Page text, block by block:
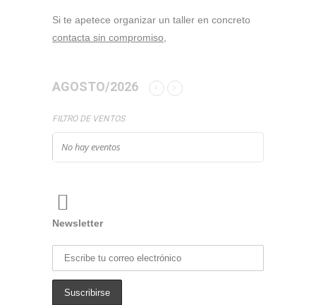
Si te apetece organizar un taller en concreto
contacta sin compromiso,
AGOSTO/2026
FILTRO DE VENTOS
No hay eventos
Newsletter